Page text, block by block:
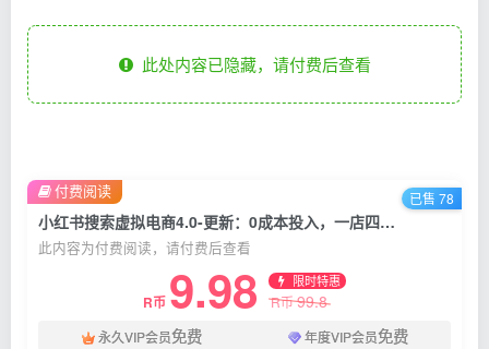
此处内容已隐藏，请付费后查看
小红书搜索虚拟电商4.0-更新：0成本投入，一店四号免实名，自动发货赚被动收入，月入1万+
此内容为付费阅读，请付费后查看
R币 9.98 限时特惠
R币99.8
永久VIP会员免费 年度VIP会员免费
付费阅读 已售 78